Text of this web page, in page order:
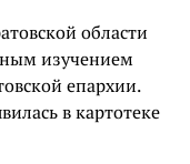
области
изучением
епархии.
в картотеке